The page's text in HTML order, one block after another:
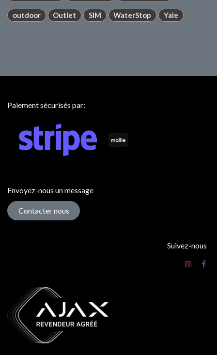
outdoor Outlet SIM WaterStop Yale
Paiement sécurisés par:
Envoyez-nous un message
Contacter nous
Suivez-nous